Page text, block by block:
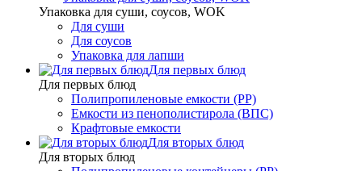
Упаковка для суши, соусов, WOK
Для суши
Для соусов
Упаковка для лапши
Для первых блюд
Для первых блюд
Полипропиленовые емкости (PP)
Емкости из пенополистирола (ВПС)
Крафтовые емкости
Для вторых блюд
Для вторых блюд